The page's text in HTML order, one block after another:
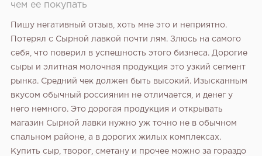
чем ее покупать
Пишу негативный отзыв, хоть мне это и неприятно.
Потерял с Сырной лавкой почти лям. Злюсь на самого
себя, что поверил в успешность этого бизнеса. Дорогие
сыры и элитная молочная продукция это узкий сегмент
рынка. Средний чек должен быть высокий. Изысканным
вкусом обычный россиянин не отличается, и денег у
него немного. Это дорогая продукция и открывать
магазин Сырной лавки нужно уж точно не в обычном
спальном районе, а в дорогих жилых комплексах.
Купить сыр, творог, сметану и прочее можно за гораздо